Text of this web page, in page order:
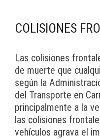
COLISIONES
Las colisiones
de muerte que
según la
del Transporte en
principalmente a la
las colisiones
vehículos agrava el